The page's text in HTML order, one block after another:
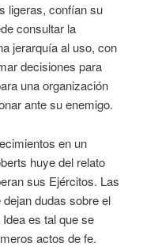
ligeras, confían su
consultar la
jerarquía al uso, con
decisiones para
una organización
ante su enemigo.
en un
huye del relato
sus Ejércitos. Las
dudas sobre el
es tal que se
actos de fe.